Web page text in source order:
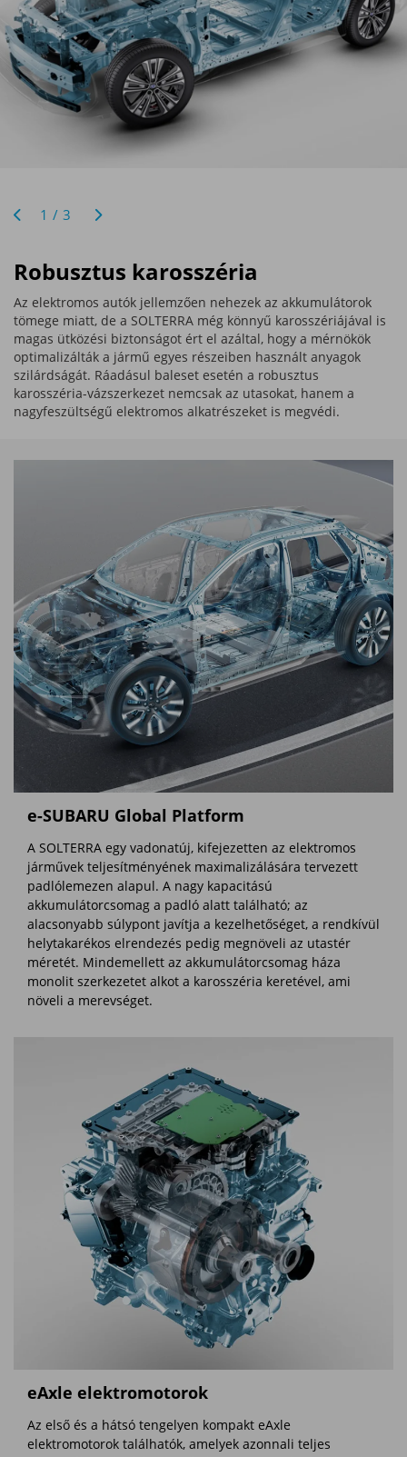
1/3
Robusztus karosszéria
Az elektromos autók jellemzően nehezek az akkumulátorok
tömege miatt, de a SOLTERRA még könnyű karosszériájával is
magas ütközési biztonságot ért el azáltal, hogy a mérnökök
optimalizálták a jármű egyes részeiben használt anyagok
szilárdságát. Ráadásul baleset esetén a robusztus
karosszéria-vázszerkezet nemcsak az utasokat, hanem a
nagyfeszültségű elektromos alkatrészeket is megvédi.
e-SUBARU Global Platform
A SOLTERRA egy vadonatúj, kifejezetten az elektromos
járművek teljesítményének maximalizálására tervezett
padlólemezen alapul. A nagy kapacitású
akkumulátorcsomag a padló alatt található; az
alacsonyabb súlypont javítja a kezelhetőséget, a rendkívül
helytakarékos elrendezés pedig megnöveli az utastér
méretét. Mindemellett az akkumulátorcsomag háza
monolit szerkezetet alkot a karosszéria keretével, ami
növeli a merevséget.
eAxle elektromotorok
Az első és a hátsó tengelyen kompakt eAxle
elektromotorok találhatók, amelyek azonnali teljes